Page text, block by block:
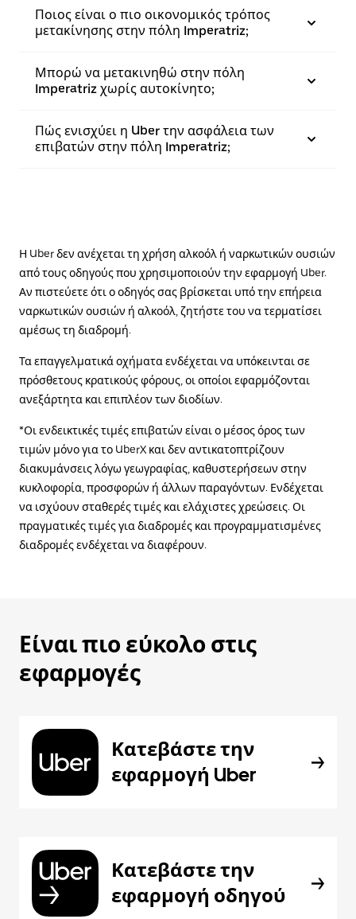
Ποιος είναι ο πιο οικονομικός τρόπος
μετακίνησης στην πόλη Imperatriz;
Μπορώ να μετακινηθώ στην πόλη
Imperatriz χωρίς αυτοκίνητο;
Πώς ενισχύει η Uber την ασφάλεια των
επιβατών στην πόλη Imperatriz;
Η Uber δεν ανέχεται τη χρήση αλκοόλ ή ναρκωτικών ουσιών
από τους οδηγούς που χρησιμοποιούν την εφαρμογή Uber.
Αν πιστεύετε ότι ο οδηγός σας βρίσκεται υπό την επήρεια
ναρκωτικών ουσιών ή αλκοόλ, ζητήστε του να τερματίσει
αμέσως τη διαδρομή.
Τα επαγγελματικά οχήματα ενδέχεται να υπόκεινται σε
πρόσθετους κρατικούς φόρους, οι οποίοι εφαρμόζονται
ανεξάρτητα και επιπλέον των διοδίων.
*Οι ενδεικτικές τιμές επιβατών είναι ο μέσος όρος των
τιμών μόνο για το UberX και δεν αντικατοπτρίζουν
διακυμάνσεις λόγω γεωγραφίας, καθυστερήσεων στην
κυκλοφορία, προσφορών ή άλλων παραγόντων. Ενδέχεται
να ισχύουν σταθερές τιμές και ελάχιστες χρεώσεις. Οι
πραγματικές τιμές για διαδρομές και προγραμματισμένες
διαδρομές ενδέχεται να διαφέρουν.
Είναι πιο εύκολο στις
εφαρμογές
Κατεβάστε την
εφαρμογή Uber
Κατεβάστε την
εφαρμογή οδηγού